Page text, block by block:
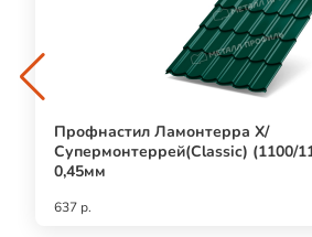
Профнастил Ламонтерра Х/
Супермонтеррей(Classic) (1100/
0,45мм
637 р.